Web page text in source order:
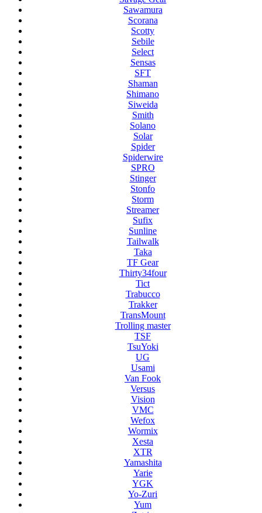
Sawamura
Scorana
Scotty
Sebile
Select
Sensas
SFT
Shaman
Shimano
Siweida
Smith
Solano
Solar
Spider
Spiderwire
SPRO
Stinger
Stonfo
Storm
Streamer
Sufix
Sunline
Tailwalk
Taka
TF Gear
Thirty34four
Tict
Trabucco
Trakker
TransMount
Trolling master
TSF
TsuYoki
UG
Usami
Van Fook
Versus
Vision
VMC
Wefox
Wormix
Xesta
XTR
Yamashita
Yarie
YGK
Yo-Zuri
Yum